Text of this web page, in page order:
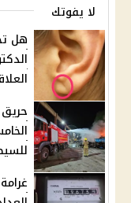
لا يفوتك
هل